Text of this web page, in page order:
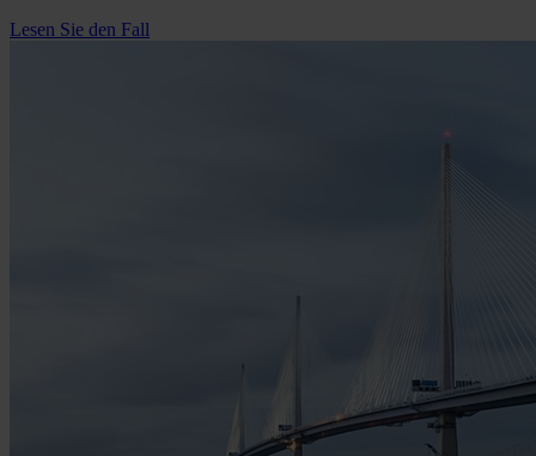
Lesen Sie den Fall